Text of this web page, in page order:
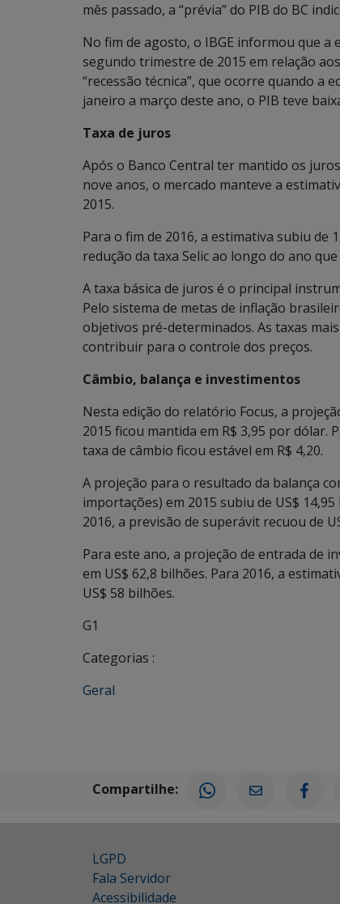
mês passado, a “prévia” do PIB do BC
No fim de agosto, o IBGE informou que
segundo trimestre de 2015 em relação
“recessão técnica”, que ocorre quando a
janeiro a março deste ano, o PIB teve
Taxa de juros
Após o Banco Central ter mantido os
nove anos, o mercado manteve a
2015.
Para o fim de 2016, a estimativa subiu de
redução da taxa Selic ao longo do ano
A taxa básica de juros é o principal
Pelo sistema de metas de inflação
objetivos pré-determinados. As taxas
contribuir para o controle dos preços.
Câmbio, balança e investimentos
Nesta edição do relatório Focus, a
2015 ficou mantida em R$ 3,95 por dólar.
taxa de câmbio ficou estável em R$ 4,20.
A projeção para o resultado da balança
importações) em 2015 subiu de US$
2016, a previsão de superávit recuou de
Para este ano, a projeção de entrada de
em US$ 62,8 bilhões. Para 2016, a
US$ 58 bilhões.
G1
Categorias :
Geral
Compartilhe:
LGPD
Fala Servidor
Acessibilidade